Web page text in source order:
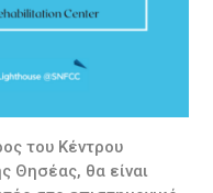
του Κέντρου
Θησέας, θα είναι